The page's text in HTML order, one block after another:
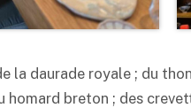
la daurade royale ; du
homard breton ; des